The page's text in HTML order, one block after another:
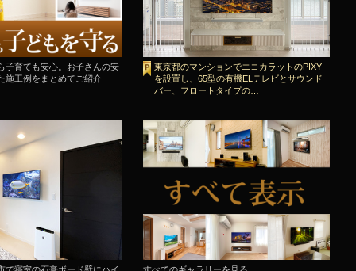
子育ても安心。お子さんの安
施工例をまとめてご紹介
東京都のマンションでエコカラットのPIXY
を設置し、65型の有機ELテレビとサウンド
バー、フロートタイプの…